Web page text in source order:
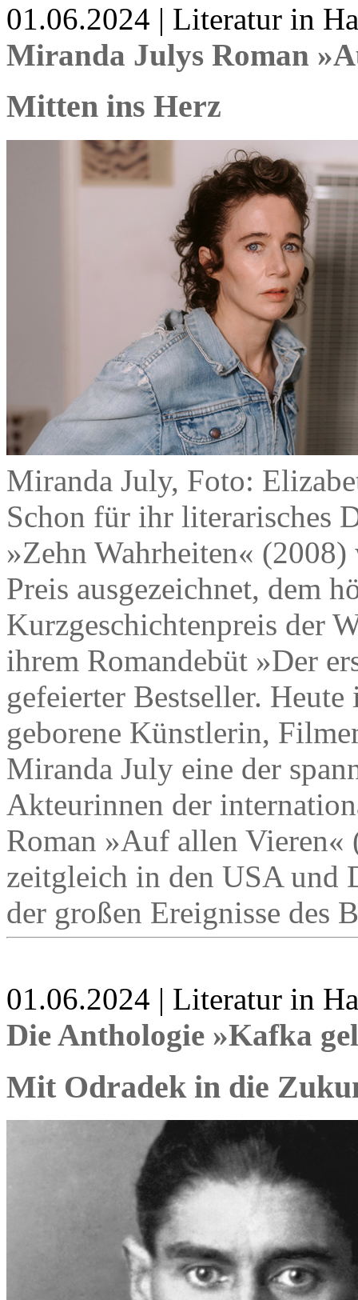
01.06.2024 | Literatur in
Miranda Julys Roman
Mitten ins Herz
Miranda July, Foto:
Schon für ihr literarisches
»Zehn Wahrheiten«
Preis ausgezeichnet, dem
Kurzgeschichtenpreis der
ihrem Romandebüt »Der
gefeierter Bestseller.
geborene Künstlerin,
Miranda July eine der
Akteurinnen der
Roman »Auf allen
zeitgleich in den USA und
der großen Ereignisse des
01.06.2024 | Literatur in
Die Anthologie »Kafka
Mit Odradek in die